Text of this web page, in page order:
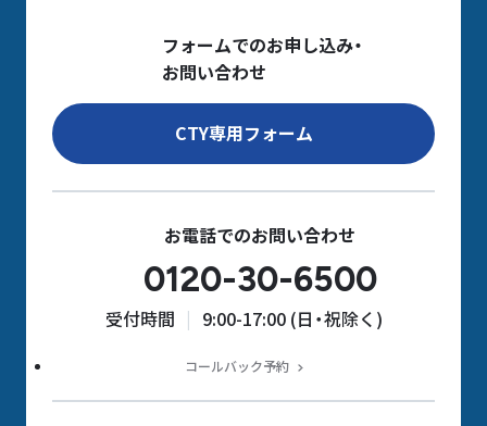
フォームでのお申し込み・
お問い合わせ
CTY専用フォーム
お電話でのお問い合わせ
0120-30-6500
受付時間 9:00-17:00 (日・祝除く)
コールバック予約